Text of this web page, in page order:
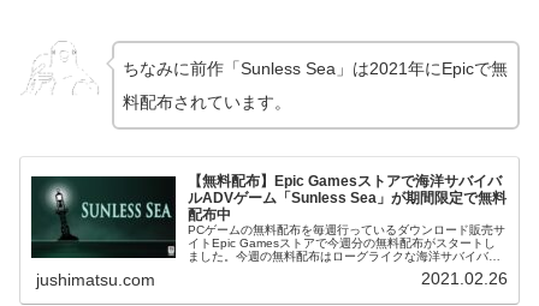
ちなみに前作「Sunless Sea」は2021年にEpicで無
料配布されています。
【無料配布】Epic Gamesストアで海洋サバイバ
ルADVゲーム「Sunless Sea」が期間限定で無料
配布中
PCゲームの無料配布を毎週行っているダウンロード販売サ
イトEpic Gamesストアで今週分の無料配布がスタートし
ました。今週の無料配布はローグライクな海洋サバイバル
jushimatsu.com 2021.02.26